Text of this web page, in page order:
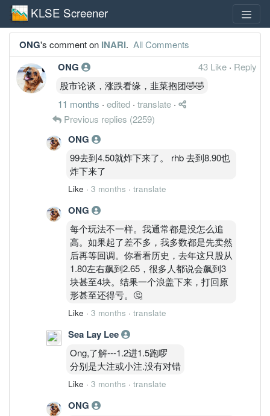
KLSE Screener
ONG's comment on INARI. All Comments
ONG 43 Like · Reply
股市论谈，涨跌看缘，韭菜抱团🤣🤣
11 months · edited · translate ·
Previous replies (2259)
ONG
99去到4.50就炸下来了。 rhb 去到8.90也
炸下来了
Like · 3 months · translate
ONG
每个玩法不一样。我通常都是没怎么追
高。如果起了差不多，我多数都是先卖然
后再等回调。你看看历史，去年这只股从
1.80左右飙到2.65，很多人都说会飙到3
块甚至4块。结果一个浪盖下来，打回原
形甚至还得亏。🤔
Like · 3 months · translate
Sea Lay Lee
Ong,了解---1.2进1.5跑啰
分别是大注或小注.没有对错
Like · 3 months · translate
ONG